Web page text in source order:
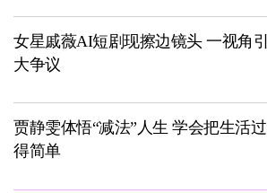
女星戚薇AI短剧现擦边镜头 一视角引
大争议
贾静雯体悟“减法”人生 学会把生活过
得简单